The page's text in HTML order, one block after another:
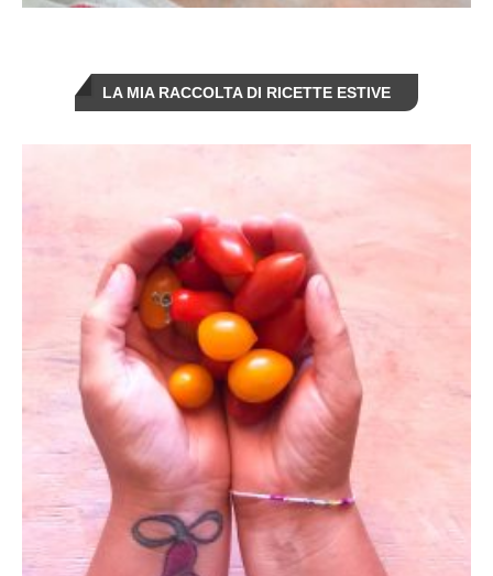
LA MIA RACCOLTA DI RICETTE ESTIVE